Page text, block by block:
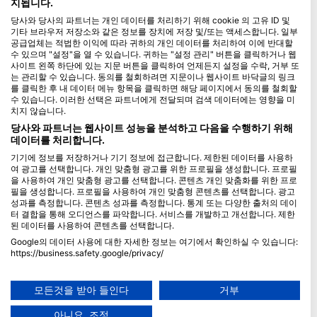
Blue Oceans
자주하는 질문(FAQ)
개인 정보 보호 정책
이용약관
인쇄물
멤버십
파트너가 되세요
HEAD Watersports
SSI
LiveAboard.com
Mares
Apeks
rEvo
지됩니다.
당사와 당사의 파트너는 개인 데이터를 처리하기 위해 cookie 의 고유 ID 및
기타 브라우저 저장소와 같은 정보를 장치에 저장 및/또는 액세스합니다. 일부
공급업체는 적법한 이익에 따라 귀하의 개인 데이터를 처리하여 이에 반대할
수 있으며 "설정"을 열 수 있습니다. 귀하는 "설정 관리" 버튼을 클릭하거나 웹
사이트 왼쪽 하단에 있는 지문 버튼을 클릭하여 언제든지 설정을 수락, 거부 또
는 관리할 수 있습니다. 동의를 철회하려면 지문이나 웹사이트 바닥글의 링크
를 클릭한 후 내 데이터 메뉴 항목을 클릭하면 해당 페이지에서 동의를 철회할
수 있습니다. 이러한 선택은 파트너에게 전달되며 검색 데이터에는 영향을 미
치지 않습니다.
당사와 파트너는 웹사이트 성능을 분석하고 다음을 수행하기 위해
데이터를 처리합니다.
기기에 정보를 저장하거나 기기 정보에 접근합니다. 제한된 데이터를 사용하
여 광고를 선택합니다. 개인 맞춤형 광고를 위한 프로필을 생성합니다. 프로필
을 사용하여 개인 맞춤형 광고를 선택합니다. 콘텐츠 개인 맞춤화를 위한 프로
필을 생성합니다. 프로필을 사용하여 개인 맞춤형 콘텐츠를 선택합니다. 광고
성과를 측정합니다. 콘텐츠 성과를 측정합니다. 통계 또는 다양한 출처의 데이
터 결합을 통해 오디언스를 파악합니다. 서비스를 개발하고 개선합니다. 제한
된 데이터를 사용하여 콘텐츠를 선택합니다.
Google의 데이터 사용에 대한 자세한 정보는 여기에서 확인하실 수 있습니다:
https://business.safety.google/privacy/
귀하의 동의와 cookie 정책은 이 웹사이트/앱에만 적용됩니다.
파트너 목록 보기 (1 IAB 벤더)
모든것을 받아 들인다 거부
아니요, 조정